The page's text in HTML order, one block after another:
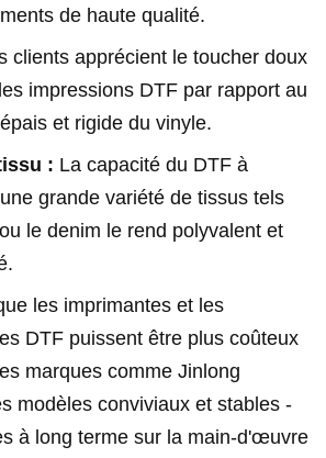
de haute qualité.
clients apprécient le toucher doux
impressions DTF par rapport au
et rigide du vinyle.
: La capacité du DTF à
grande variété de tissus tels
le denim le rend polyvalent et
les imprimantes et les
DTF puissent être plus coûteux
marques comme Jinlong
modèles conviviaux et stables -
à long terme sur la main-d'œuvre